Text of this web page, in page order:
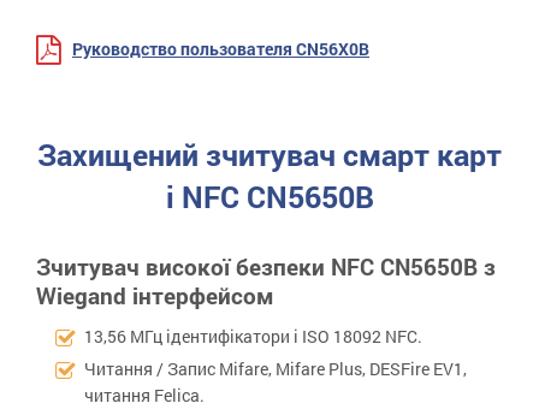
Руководство пользователя CN56X0B
Захищений зчитувач смарт карт
і NFC CN5650B
Зчитувач високої безпеки NFC CN5650B з
Wiegand інтерфейсом
13,56 МГц ідентифікатори і ISO 18092 NFC.
Читання / Запис Mifare, Mifare Plus, DESFire EV1,
читання Felica.